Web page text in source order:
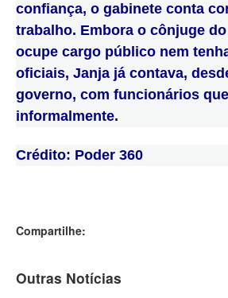
confiança, o gabinete conta
trabalho. Embora o cônjuge
ocupe cargo público nem
oficiais, Janja já contava,
governo, com funcionários
informalmente.
Crédito: Poder 360
Compartilhe:
Outras Notícias